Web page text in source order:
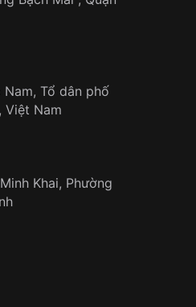
và thanh toán trực tiếp
hàng
hàng trong suốt quá
Nam, Tổ dân phố
Việt Nam
Khai, Phường